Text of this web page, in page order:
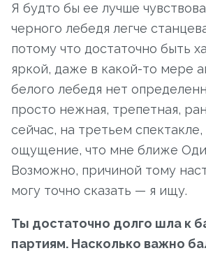
Я будто бы ее лучше
черного лебедя легче
потому что достаточно быть
яркой, даже в какой-то мере
белого лебедя нет
просто нежная, трепетная,
сейчас, на третьем спектакле,
ощущение, что мне ближе
Возможно, причиной тому
могу точно сказать — я ищу.
Ты достаточно долго шла к
партиям. Насколько важно